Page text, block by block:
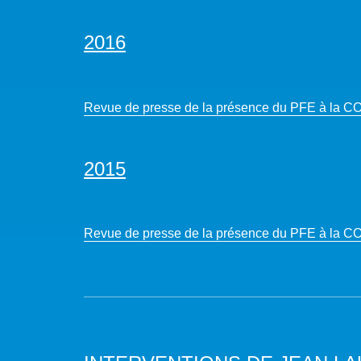
2016
Revue de presse de la présence du PFE à la
2015
Revue de presse de la présence du PFE à la